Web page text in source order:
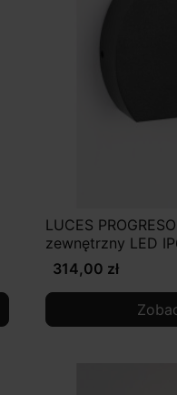
LUCES
zewnętrzny LED
314,00 zł